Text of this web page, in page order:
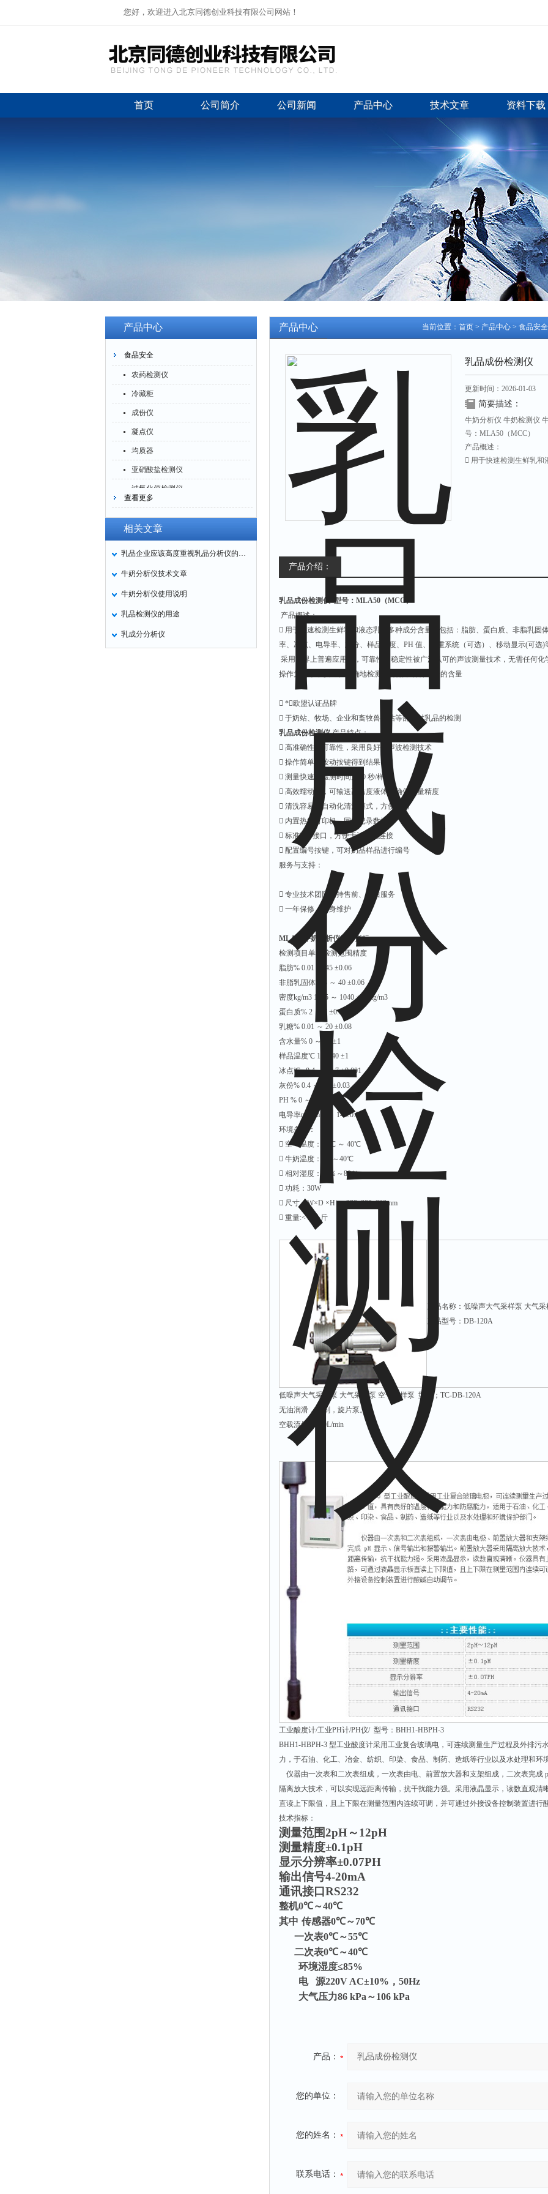
您好，欢迎进入北京同德创业科技有限公司网站！
首页 公司简介 公司新闻 产品中心 技术文章 资料下载
产品中心
食品安全
农药检测仪
冷藏柜
成份仪
凝点仪
均质器
亚硝酸盐检测仪
过氧化值检测仪
验粉筛
酶标分析仪
山梨酸钾检测仪
查看更多
相关文章
乳品企业应该高度重视乳品分析仪的使用和维护
牛奶分析仪技术文章
牛奶分析仪使用说明
乳品检测仪的用途
乳成分分析仪
当前位置： 首页 > 产品中心 > 食品安全
产品中心
乳品成份检测仪
更新时间：2026-01-03
简要描述：
牛奶分析仪 牛奶检测仪
号：MLA50（MCC）
产品概述：
􀂋 用于快速检测生鲜乳和
产品介绍：
乳品成份检测仪 型号：MLA50（MCC）
产品概述：
􀂋 用于快速检测生鲜乳和液态乳的多种成分含量，包括：脂肪、蛋白质、非脂乳固
率、冰点、电导率、灰分、样品温度、PH 值、称重系统（可选）、移动显示(可选)
采用世界上普遍应用的，可靠性和稳定性被广泛认可的声波测量技术，无需任何化
操作为简单，快速、准确地检测出样品中各种成分的含量
􀂋 *，欧盟认证品牌
􀂋 于奶站、牧场、企业和畜牧兽医站等部门对乳品的检测
乳品成份检测仪​产品特点：
􀂋 高准确性和可靠性，采用良好的声波检测技术
􀂋 操作简单，按动按键得到结果
􀂋 测量快速，检测时间为50 秒/样品
􀂋 高效蠕动泵，可输送高粘度液体，确保测量精度
􀂋 清洗容易，自动化清洗模式，方便实用
􀂋 内置热敏打印机，同步记录数据
􀂋 标准232 接口，方便于计算机连接
􀂋 配置编号按键，可对奶品样品进行编号
服务与支持：
􀂋 专业技术团队支持售前、售后服务
􀂋 一年保修，终身维护
MLA50牛奶分析仪技术指标：
检测项目单位检测范围精度
脂肪% 0.01 ～ 45 ±0.06
非脂乳固体% 3 ～ 40 ±0.06
密度kg/m3 1015 ～ 1040 ±0.3kg/m3
蛋白质% 2 ～ 7 ±0.08
乳糖% 0.01 ～ 20 ±0.08
含水量% 0 ～ 70 ±1
样品温度℃ 1 ～ 40 ±1
冰点℃ –0.4 ～ –0.7 ±0.001
灰份% 0.4 ～ 1.5 ±0.03
PH % 0 ～ 14 ±0.02
电导率ms/cm 3 ～ 14 ±0.05
环境条件：
􀂋 空气温度：10℃ ～ 40℃
􀂋 牛奶温度：1℃～40℃
􀂋 相对湿度：30％～80％
􀂋 功耗：30W
􀂋 尺寸（W×D ×H）: 290x300x330mm
􀂋 重量:< 5 公斤
产品名称：低噪声大气采样泵 大气
产品型号：DB-120A
低噪声大气采样泵 大气采样泵 空气采样泵 型号；TC-DB-120A
无油润滑，无刷，旋片泵。
空载流量：140L/min
工业酸度计/工业PH计/PH仪/ 型号：BHH1-HBPH-3
BHH1-HBPH-3 型工业酸度计采用工业复合玻璃电，可连续测量生产过程及外排污
力，于石油、化工、冶金、纺织、印染、食品、制药、造纸等行业以及水处理和环
仪器由一次表和二次表组成，一次表由电、前置放大器和支架组成，二次表完成
隔离放大技术，可以实现远距离传输，抗干扰能力强。采用液晶显示，读数直观
直读上下限值，且上下限在测量范围内连续可调，并可通过外接设备控制装置进行
技术指标：
测量范围2pH～12pH
测量精度±0.1pH
显示分辨率±0.07PH
输出信号4-20mA
通讯接口RS232
整机0℃～40℃
其中 传感器0℃～70℃
一次表0℃～55℃
二次表0℃～40℃
环境湿度≤85%
电
源220V AC±10% ， 50Hz
大气压力86 kPa ～106 kPa
产品：
您的单位：
您的姓名：
联系电话：